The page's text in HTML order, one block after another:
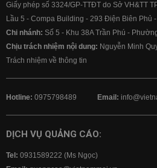
Lãi suất ngân hàng
Giấy phép số 3324/GP-TTĐT do Sở VH&TT
Lầu 5 - Compa Building - 293 Điện Biên Phủ
Chi nhánh: Số 5 - Khu 38A Trần Phú -
Chịu trách nhiệm nội dung: Nguyễn Minh
Trách nhiệm về thông tin
Hotline: 0975798489 Email:
DỊCH VỤ QUẢNG CÁO:
Tel: 0931589222 (Ms Ngọc)